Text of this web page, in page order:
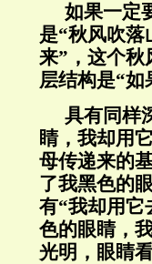
如果一定
是“秋风吹落
来”，这个秋
层结构是“如
具有同样
睛，我却用
母传递来的
了我黑色的
有“我却用它
色的眼睛，
光明，眼睛